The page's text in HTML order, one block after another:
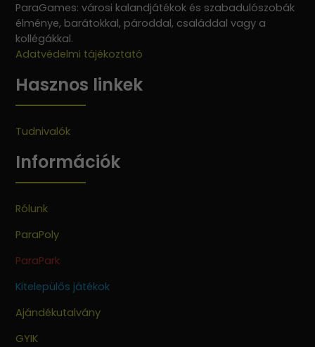
ParaGames: városi kalandjátékok és szabadulószobák
élménye, barátokkal, pároddal, családdal vagy a
kollégákkal.
Adatvédelmi tájékoztató
Hasznos linkek
Tudnivalók
Információk
Rólunk
ParaPoly
ParaPark
Kitelepülős játékok
Ajándékutalvány
GYIK